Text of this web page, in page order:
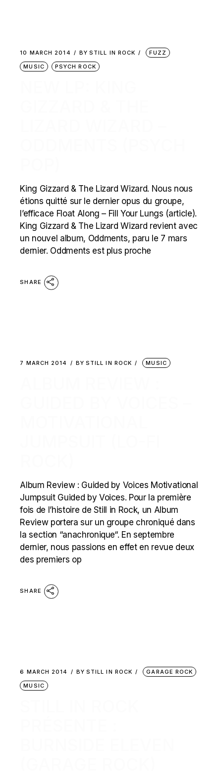
10 MARCH 2014 BY STILL IN ROCK
FUZZ
MUSIC
PSYCH ROCK
King Gizzard & The Lizard Wizard. Nous nous
étions quitté sur le dernier opus du groupe,
l’efficace Float Along – Fill Your Lungs (article).
King Gizzard & The Lizard Wizard revient avec
un nouvel album, Oddments, paru le 7 mars
dernier. Oddments est plus proche
SHARE
7 MARCH 2014 BY STILL IN ROCK MUSIC
Album Review : Guided by Voices Motivational
Jumpsuit Guided by Voices. Pour la première
fois de l’histoire de Still in Rock, un Album
Review portera sur un groupe chroniqué dans
la section “anachronique“. En septembre
dernier, nous passions en effet en revue deux
des premiers op
SHARE
6 MARCH 2014 BY STILL IN ROCK
GARAGE ROCK
MUSIC